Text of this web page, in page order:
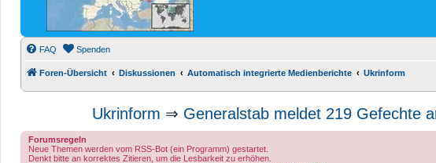
FAQ Spenden
Foren-Übersicht Diskussionen Automatisch integrierte Medienberichte Ukrinform
Ukrinform ⇒ Generalstab meldet 219 Gefechte
Forumsregeln
Neue Themen werden vom RSS-Bot (ein Programm) gestartet.
Denkt bitte an korrektes Zitieren, um die Lesbarkeit zu erhöhen.